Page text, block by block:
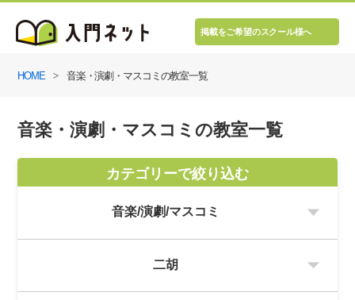
掲載をご希望のスクール様へ
HOME 音楽・演劇・マスコミの教室一覧
音楽・演劇・マスコミの教室一覧
カテゴリーで絞り込む